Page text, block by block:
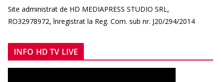
Site administrat de HD MEDIAPRESS STUDIO SRL,
RO32978972, înregistrat la Reg. Com. sub nr. J20/294/2014
INFO HD TV LIVE